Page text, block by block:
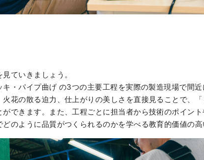
ていきましょう。
・パイプ曲げ の3つの主要工程を実際の製造現場で間近
花の散る迫力、仕上がりの美しさを直接見ることで、
できます。また、工程ごとに担当者から技術のポイン
のように品質がつくられるのかを学べる教育的価値の高